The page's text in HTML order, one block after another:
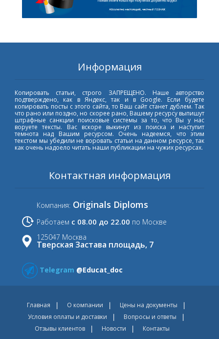
Информация
Копировать статьи, строго ЗАПРЕЩЕНО. Наше авторство
подтверждено, как в Яндекс, так и в Google. Если будете
копировать посты с этого сайта, то Ваш сайт станет дублем. Так
что рано или поздно, но скорее рано, Вашему ресурсу выпишут
штрафные санкции поисковые системы за то, что Вы у нас
воруете тексты. Вас вскоре выкинут из поиска и наступит
темнота над Вашим ресурсом. Очень надеемся, что этим
текстом мы убедили не воровать статьи на данном ресурсе, так
как очень надоело читать наши публикации на чужих ресурсах.
Контактная информация
Компания: Originals Diploms
Работаем с 08.00 до 22.00 по Москве
125047 Москва
Тверская Застава площадь, 7
Telegram @Educat_doc
Главная О компании
Цены на документы
Условия оплаты и доставки
Вопросы и ответы
Отзывы клиентов
Новости Контакты